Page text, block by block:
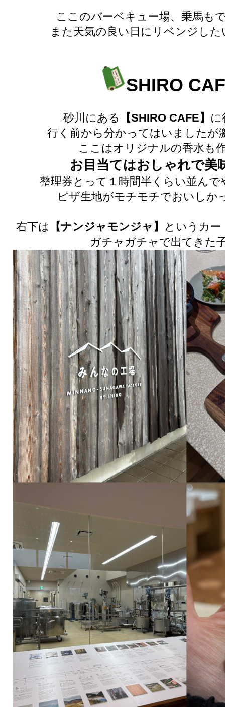
ここのバーベキュー場、乗馬も
また天気の良い日にリベンジし
SHIRO
砂川にある 【SHIRO CAFE】 に
行く前から分かってはいましたが
ここはオリジナルの香水も
お目当てはおしゃれで美
整理券とって１時間半くらい並ん
ピザ生地がモチモチでおいしか
右下は 【ナンジャモンジャ】
というカ
ガチャガチャで出てきた